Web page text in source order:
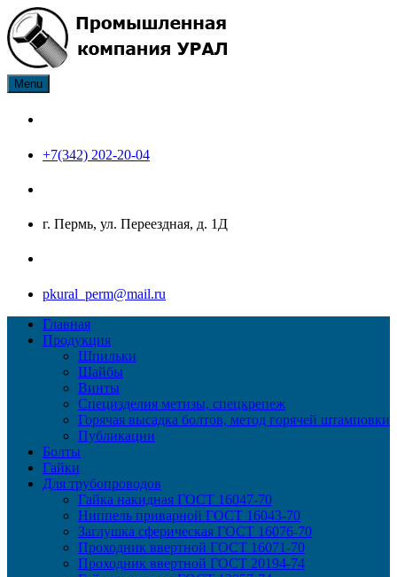
Skip
to
content
Промышленная компания
Урал
ПК Урал производитель нержавеющего крепежа: болт, гайка,
Menu
+7(342) 202-20-04
г. Пермь, ул. Переездная, д. 1Д
pkural_perm@mail.ru
Главная
Продукция
Шпильки
Шайбы
Винты
Специзделия метизы, cпецкрепеж
Горячая высадка болтов, метод горячей штамповки
Публикации
Болты
Гайки
Для трубопроводов
Гайка накидная ГОСТ 16047-70
Ниппель приварной ГОСТ 16043-70
Заглушка сферическая ГОСТ 16076-70
Проходник ввертной ГОСТ 16071-70
Проходник ввертной ГОСТ 20194-74